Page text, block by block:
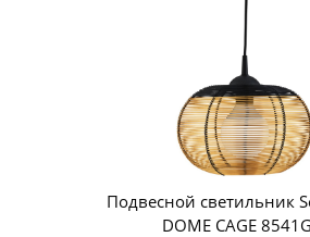
Подвесной светильник
DOME CAGE